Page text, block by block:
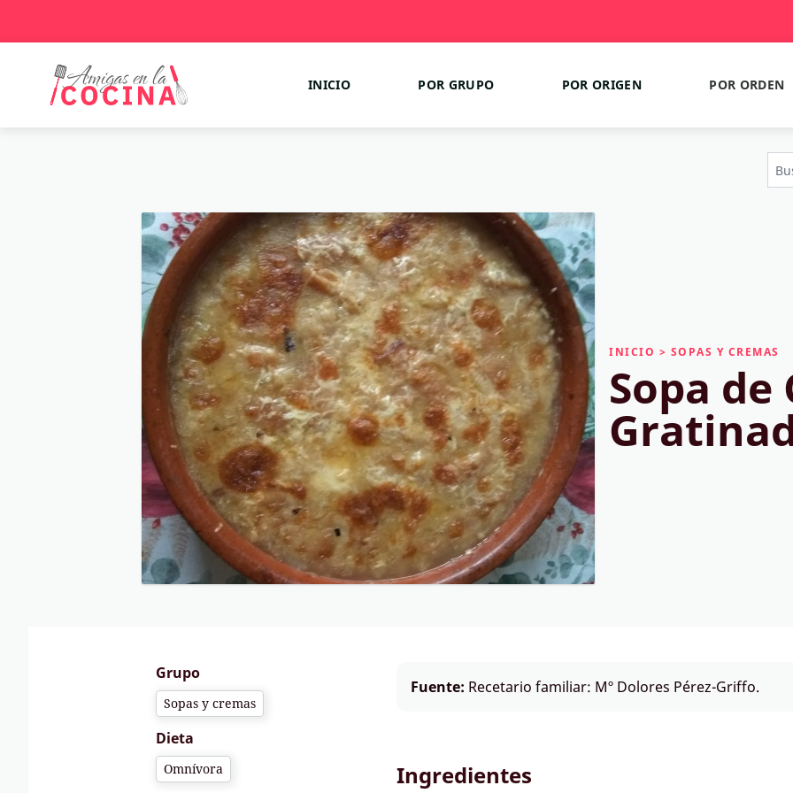
INICIO POR GRUPO POR ORIGEN POR ORDEN
INICIO > SOPAS Y CREMAS
Sopa de
Grupo
Sopas y cremas
Dieta
Omnívora
Fuente: Recetario familiar: Mº Dolores Pérez-Griffo.
Ingredientes